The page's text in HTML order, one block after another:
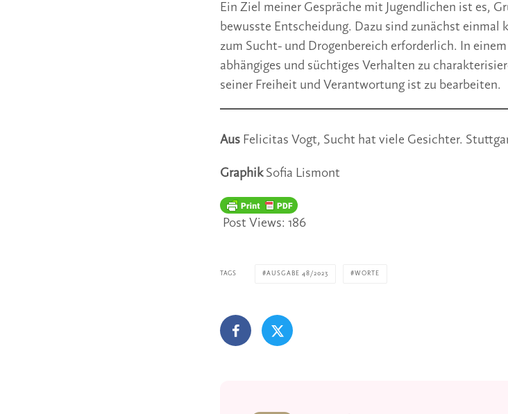
Ein Ziel meiner Gespräche mit Jugendlichen ist es,
bewusste Entscheidung. Dazu sind zunächst
zum Sucht- und Drogenbereich erforderlich. In
abhängiges und süchtiges Verhalten zu
seiner Freiheit und Verantwortung ist zu bearbeiten.
Aus Felicitas Vogt, Sucht hat viele Gesichter.
Graphik Sofia Lismont
Post Views: 186
TAGS AUSGABE 48/2023 WORTE